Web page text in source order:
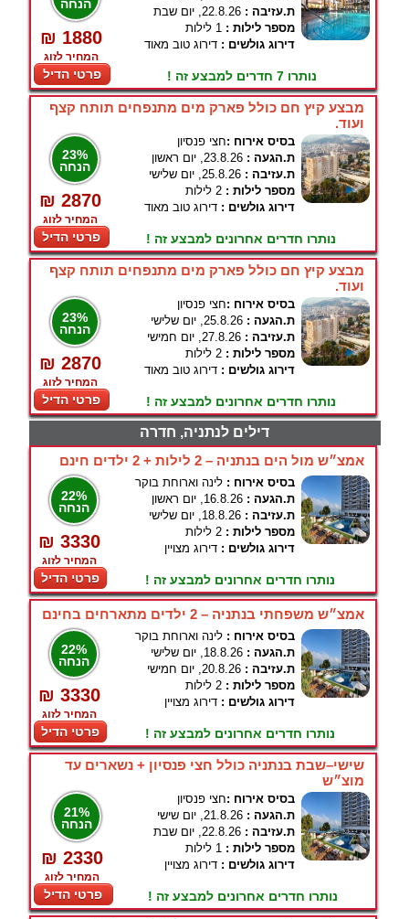
הנחה
₪ 1880
המחיר לזוג
פרטי הדיל
ת.עזיבה : 22.8.26, יום שבת
מספר לילות : 1 לילות
דירוג גולשים : דירוג טוב מאוד
נותרו 7 חדרים למבצע זה !
מבצע קיץ חם כולל פארק מים מתנפחים תותח קצף
ועוד.
23%
הנחה
₪ 2870
המחיר לזוג
פרטי הדיל
בסיס אירוח :חצי פנסיון
ת.הגעה : 23.8.26, יום ראשון
ת.עזיבה : 25.8.26, יום שלישי
מספר לילות : 2 לילות
דירוג גולשים : דירוג טוב מאוד
נותרו חדרים אחרונים למבצע זה !
מבצע קיץ חם כולל פארק מים מתנפחים תותח קצף
ועוד.
23%
הנחה
₪ 2870
המחיר לזוג
פרטי הדיל
בסיס אירוח :חצי פנסיון
ת.הגעה : 25.8.26, יום שלישי
ת.עזיבה : 27.8.26, יום חמישי
מספר לילות : 2 לילות
דירוג גולשים : דירוג טוב מאוד
נותרו חדרים אחרונים למבצע זה !
דילים לנתניה, חדרה
אמצ״ש מול הים בנתניה – 2 לילות + 2 ילדים חינם
22%
הנחה
₪ 3330
המחיר לזוג
פרטי הדיל
בסיס אירוח : לינה וארוחת בוקר
ת.הגעה : 16.8.26, יום ראשון
ת.עזיבה : 18.8.26, יום שלישי
מספר לילות : 2 לילות
דירוג גולשים : דירוג מצויין
נותרו חדרים אחרונים למבצע זה !
אמצ״ש משפחתי בנתניה – 2 ילדים מתארחים בחינם
22%
הנחה
₪ 3330
המחיר לזוג
פרטי הדיל
בסיס אירוח : לינה וארוחת בוקר
ת.הגעה : 18.8.26, יום שלישי
ת.עזיבה : 20.8.26, יום חמישי
מספר לילות : 2 לילות
דירוג גולשים : דירוג מצויין
נותרו חדרים אחרונים למבצע זה !
שישי–שבת בנתניה כולל חצי פנסיון + נשארים עד
מוצ״ש
21%
הנחה
₪ 2330
המחיר לזוג
פרטי הדיל
בסיס אירוח :חצי פנסיון
ת.הגעה : 21.8.26, יום שישי
ת.עזיבה : 22.8.26, יום שבת
מספר לילות : 1 לילות
דירוג גולשים : דירוג מצויין
נותרו חדרים אחרונים למבצע זה !